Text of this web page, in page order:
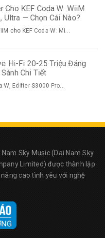
Cho KEF Coda W: WiiM
Ultra — Chọn Cái Nào?
cho KEF Coda W: Mi...
Hi-Fi 20-25 Triệu Đáng
Chi Tiết
W, Edifier S3000 Pro...
Sky Music (Dai Nam Sky
Limited) được thành lập
cao tình yêu với nghệ